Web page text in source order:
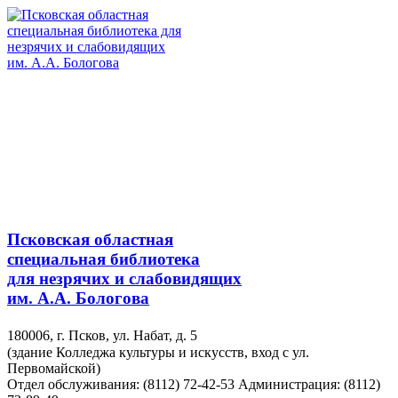
Псковская областная
специальная библиотека
для незрячих и слабовидящих
им. А.А. Бологова
180006, г. Псков, ул. Набат, д. 5
(здание Колледжа культуры и искусств, вход с ул.
Первомайской)
Отдел обслуживания: (8112) 72-42-53 Администрация: (8112)